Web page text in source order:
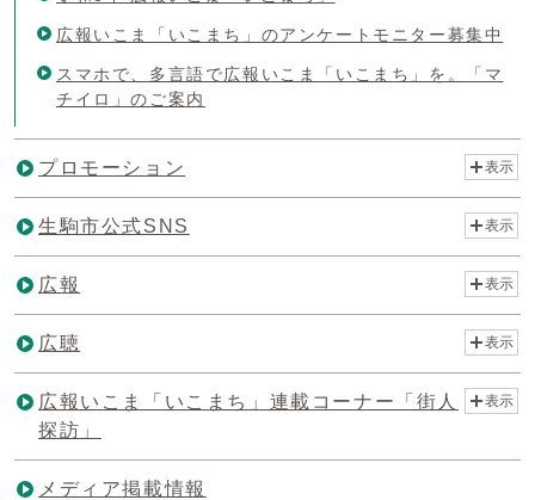
広報いこま「いこまち」のアンケートモニター募集中
スマホで、多言語で広報いこま「いこまち」を。「マ
チイロ」のご案内
プロモーション 表示
生駒市公式SNS 表示
広報 表示
広聴 表示
広報いこま「いこまち」連載コーナー「街人
探訪」
表示
メディア掲載情報